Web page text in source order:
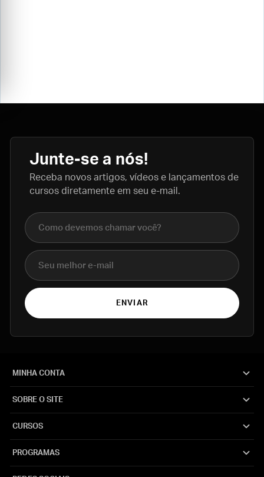
Junte-se a nós!
Receba novos artigos, vídeos e lançamentos de
cursos diretamente em seu e-mail.
Nome completo
E-mail
ENVIAR
MINHA CONTA
SOBRE O SITE
CURSOS
PROGRAMAS